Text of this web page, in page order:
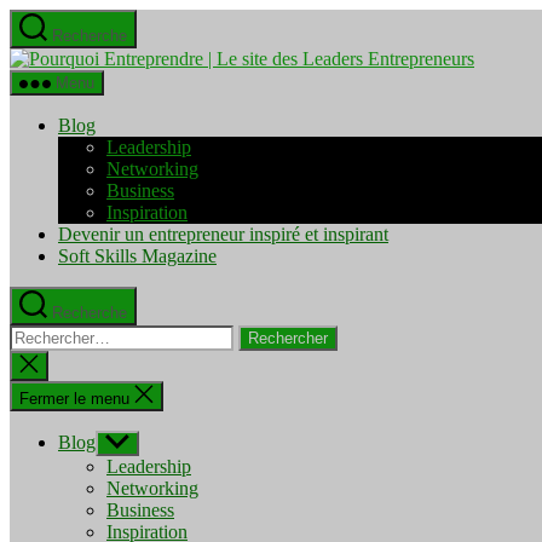
Aller
au
contenu
Recherche
Pourquoi
Menu
Blog
Leadership
Networking
Business
Inspiration
Devenir un entrepreneur inspiré et inspirant
Soft Skills Magazine
Recherche
Rechercher :
Fermer
la
recherche
Fermer le menu
Blog Afficher
le
sous-
menu
Leadership
Networking
Business
Inspiration